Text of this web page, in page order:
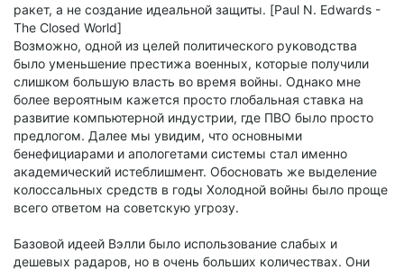
ракет, а не создание идеальной защиты. [Paul N. Edwards -
The Closed World]
Возможно, одной из целей политического руководства
было уменьшение престижа военных, которые получили
слишком большую власть во время войны. Однако мне
более вероятным кажется просто глобальная ставка на
развитие компьютерной индустрии, где ПВО было просто
предлогом. Далее мы увидим, что основными
бенефициарами и апологетами системы стал именно
академический истеблишмент. Обосновать же выделение
колоссальных средств в годы Холодной войны было проще
всего ответом на советскую угрозу.
Базовой идеей Вэлли было использование слабых и
дешевых радаров, но в очень больших количествах. Они